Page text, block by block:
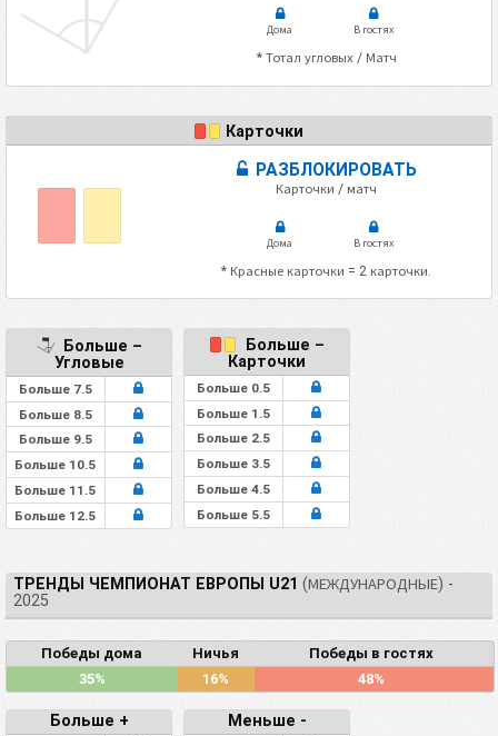
Дома В гостях
* Тотал угловых / Матч
Карточки
РАЗБЛОКИРОВАТЬ
Карточки / матч
Дома В гостях
* Красные карточки = 2 карточки.
Больше –
Угловые
Больше 7.5
Больше 8.5
Больше 9.5
Больше 10.5
Больше 11.5
Больше 12.5
Больше –
Карточки
Больше 0.5
Больше 1.5
Больше 2.5
Больше 3.5
Больше 4.5
Больше 5.5
ТРЕНДЫ ЧЕМПИОНАТ ЕВРОПЫ U21 (МЕЖДУНАРОДНЫЕ) -
2025
Победы дома Ничья
Победы в гостях
35%
16% 48%
Больше + Меньше -